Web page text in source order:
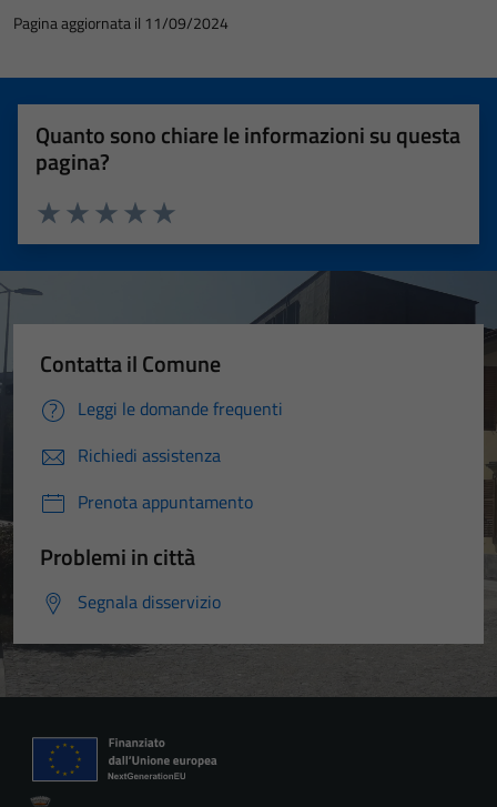
Pagina aggiornata il 11/09/2024
Quanto sono chiare le informazioni su questa
pagina?
Valuta 5 stelle su 5
Valuta 4 stelle su 5
Valuta 3 stelle su 5
Valuta 2 stelle su 5
Valuta 1 stelle su 5
Contatta il Comune
Leggi le domande frequenti
Richiedi assistenza
Prenota appuntamento
Problemi in città
Segnala disservizio